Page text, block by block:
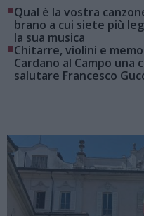
■Qual è la vostra
brano a cui siete più
la sua musica
■Chitarre, violini e
Cardano al Campo
salutare Francesco